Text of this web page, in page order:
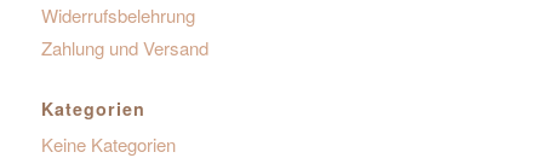
Widerrufsbelehrung
Zahlung und Versand
Kategorien
Keine Kategorien